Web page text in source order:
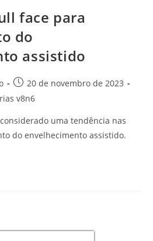
face para
do
assistido
20 de novembro de 2023
v8n6
uma tendência nas
do envelhecimento assistido.